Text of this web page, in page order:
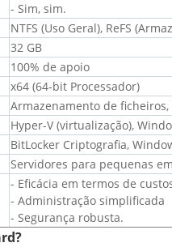
- Sim, sim.
NTFS (Uso Geral), ReFS
32 GB
100% de apoio
x64 (64-bit Processador)
Armazenamento de ficheiros,
Hyper-V (virtualização),
BitLocker Criptografia,
Servidores para pequenas
- Eficácia em termos de
- Administração simplificada
- Segurança robusta.